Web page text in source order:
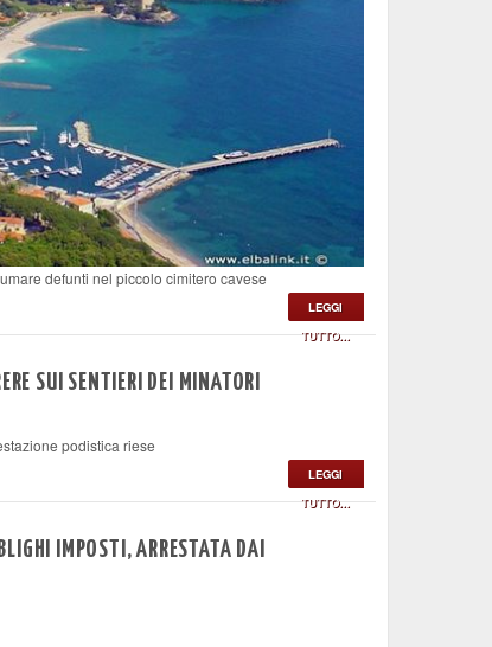
defunti nel piccolo cimitero cavese
LEGGI
TUTTO...
SUI SENTIERI DEI MINATORI
podistica riese
LEGGI
TUTTO...
IMPOSTI, ARRESTATA DAI